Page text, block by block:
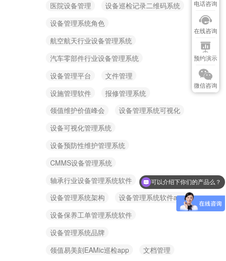
医院设备管理
设备巡检记录二维码系统
设备管理系统角色
航空航天行业设备管理系统
汽车零部件行业设备管理系统
设备管理平台
文件管理
设施管理软件
报修管理系统
领值维护价值峰会
设备管理系统可视化
设备可视化管理系统
设备预防性维护管理系统
CMMS设备管理系统
轴承行业设备管理系统软件
设备管理系统架构
设备管理系统软件app
设备保养工单管理系统软件
设备管理系统品牌
领值易美刻EAMic巡检app
文档管理
电话咨询
在线咨询
预约演示
微信咨询
可以介绍下你们的产品么？